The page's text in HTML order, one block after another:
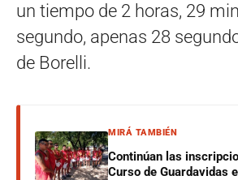
un tiempo de 2 horas, 29
segundo, apenas 28
de Borelli.
MIRÁ TAMBIÉN
Continúan las
Curso de Guardavidas